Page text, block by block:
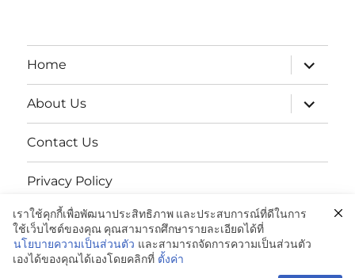
Home
expand
child
menu
About Us
expand
child
menu
Contact Us
Privacy Policy
นโยบายความเป็นส่วนตัว
GREENVCi|ถุงพลาสติกป้องกันสนิม:081-042-4988
เราใช้คุกกี้เพื่อพัฒนาประสิทธิภาพ และประสบการณ์ที่ดีในการ
ใช้เว็บไซต์ของคุณ คุณสามารถศึกษารายละเอียดได้ที่
นโยบายความเป็นส่วนตัว และสามารถจัดการความเป็นส่วนตัว
เองได้ของคุณได้เองโดยคลิกที่ ตั้งค่า